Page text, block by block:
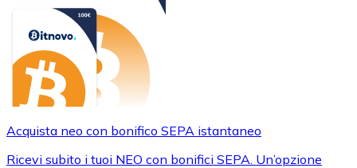
Acquista neo con bonifico SEPA istantaneo
Ricevi subito i tuoi NEO con bonifici SEPA. Un’opzione